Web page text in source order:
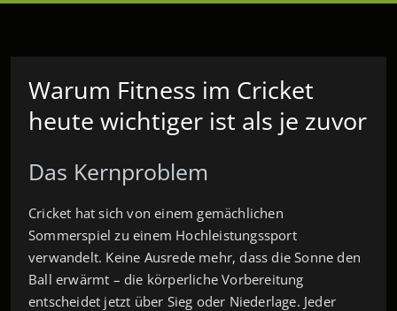
Warum Fitness im Cricket
heute wichtiger ist als je zuvor
Das Kernproblem
Cricket hat sich von einem gemächlichen
Sommerspiel zu einem Hochleistungssport
verwandelt. Keine Ausrede mehr, dass die Sonne den
Ball erwärmt – die körperliche Vorbereitung
entscheidet jetzt über Sieg oder Niederlage. Jeder